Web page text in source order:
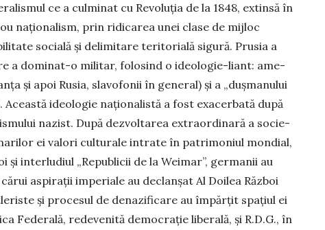
ce a cul­­minat cu Revoluția de la 1848, extinsă în
naționalism, prin ridicarea unei clase de mij­loc
socială și delimitare teritorială sigură. Prusia a
a do­minat-o militar, folosind o ide­o­­logie-liant: ame­
și apoi Rusia, slavofonii în general) și a „duș­ma­nului
ideologie națio­na­listă a fost exacer­bată după
nazist. După dezvoltarea ex­traordinară a so­cie­
ei valori culturale in­trate în patri­mo­niul mondial,
și inter­lu­diul „Republicii de la Weimar”, germanii au
aspirații imperiale au declanșat Al Doilea Război
și pro­cesul de denazificare au îm­părțit spa­țiul ei
Federală, re­devenită de­mocrație liberală, și R.D.G., în